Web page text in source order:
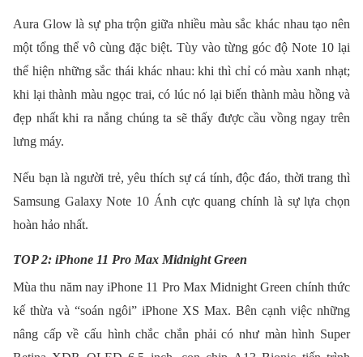
Aura Glow là sự pha trộn giữa nhiều màu sắc khác nhau tạo nên
một tổng thể vô cùng đặc biệt. Tùy vào từng góc độ Note 10 lại
thể hiện những sắc thái khác nhau: khi thì chỉ có màu xanh nhạt;
khi lại thành màu ngọc trai, có lúc nó lại biến thành màu hồng và
đẹp nhất khi ra nắng chúng ta sẽ thấy được cầu vồng ngay trên
lưng máy.
Nếu bạn là người trẻ, yêu thích sự cá tính, độc đáo, thời trang thì
Samsung Galaxy Note 10 Ánh cực quang chính là sự lựa chọn
hoàn hảo nhất.
TOP 2: iPhone 11 Pro Max Midnight Green
Mùa thu năm nay iPhone 11 Pro Max Midnight Green chính thức
kế thừa và “soán ngôi” iPhone XS Max. Bên cạnh việc những
nâng cấp về cấu hình chắc chắn phải có như màn hình Super